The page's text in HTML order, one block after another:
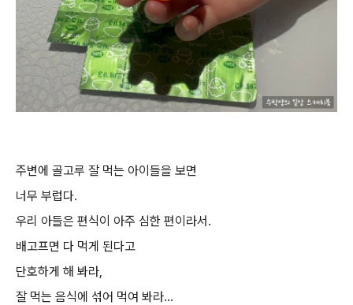
주변에 골고루 잘 먹는 아이들을 보면
너무 부럽다.
우리 아들은 편식이 아주 심한 편이라서.
배고프면 다 먹게 된다고
단호하게 해 봐라,
잘 먹는 음식에 섞어 먹여 봐라...